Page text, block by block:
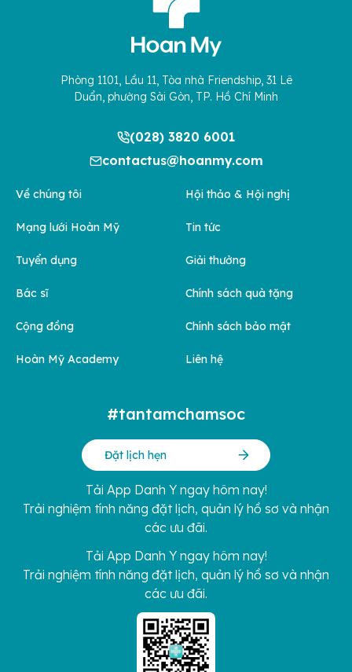
Phòng 1101, Lầu 11, Tòa nhà Friendship, 31 Lê
Duẩn, phường Sài Gòn, TP. Hồ Chí Minh
(028) 3820 6001
contactus@hoanmy.com
Về chúng tôi
Mạng lưới Hoàn Mỹ
Tuyển dụng
Bác sĩ
Cộng đồng
Hoàn Mỹ Academy
Hội thảo & Hội nghị
Tin tức
Giải thưởng
Chính sách quà tặng
Chính sách bảo mật
Liên hệ
#tantamchamsoc
Đặt lịch hẹn
Tải App Danh Y ngay hôm nay!
Trải nghiệm tính năng đặt lịch, quản lý hồ sơ và nhận
các ưu đãi.
Tải App Danh Y ngay hôm nay!
Trải nghiệm tính năng đặt lịch, quản lý hồ sơ và nhận
các ưu đãi.